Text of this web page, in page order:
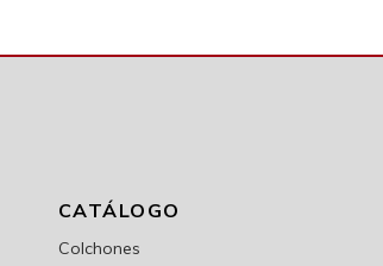
CATÁLOGO
Colchones